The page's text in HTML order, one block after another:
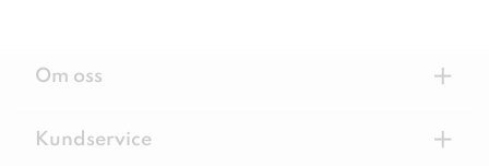
Om oss +
Kundservice +